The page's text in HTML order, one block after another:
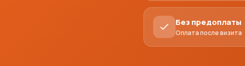
Без предоплаты
Оплата после визита